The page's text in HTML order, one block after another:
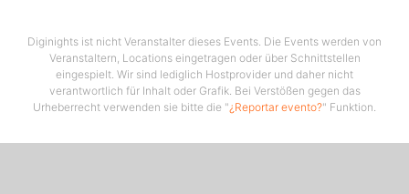
Diginights ist nicht Veranstalter dieses Events. Die Events werden von
Veranstaltern, Locations eingetragen oder über Schnittstellen
eingespielt. Wir sind lediglich Hostprovider und daher nicht
verantwortlich für Inhalt oder Grafik. Bei Verstößen gegen das
Urheberrecht verwenden sie bitte die "¿Reportar evento?" Funktion.